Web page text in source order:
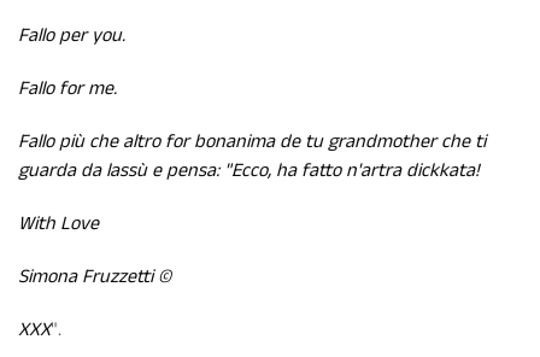
Fallo per you.
Fallo for me.
Fallo più che altro for bonanima de tu grandmother che ti
guarda da lassù e pensa: "Ecco, ha fatto n'artra dickkata!
With Love
Simona Fruzzetti ©
XXX".